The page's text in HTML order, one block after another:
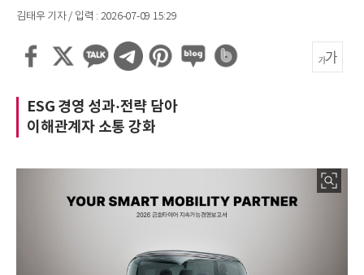
김태우 기자 / 입력 : 2026-07-09 15:29
ESG 경영 성과·전략 담아
이해관계자 소통 강화